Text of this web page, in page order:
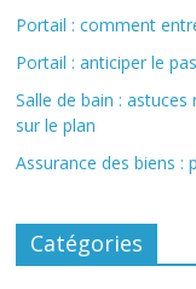
Portail : comment
Portail : anticiper le
Salle de bain :
sur le plan
Assurance des biens :
Catégories